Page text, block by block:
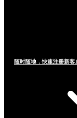
随时随地，快速注册新客